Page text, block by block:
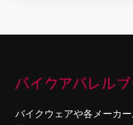
バイクウェアや各メーカ